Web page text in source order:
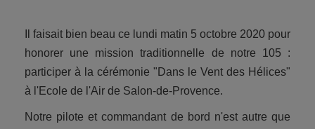
Il faisait bien beau ce lundi matin 5 octobre 2020 pour
honorer une mission traditionnelle de notre 105 :
participer à la cérémonie "Dans le Vent des Hélices"
à l'Ecole de l'Air de Salon-de-Provence.
Notre pilote et commandant de bord n'est autre que